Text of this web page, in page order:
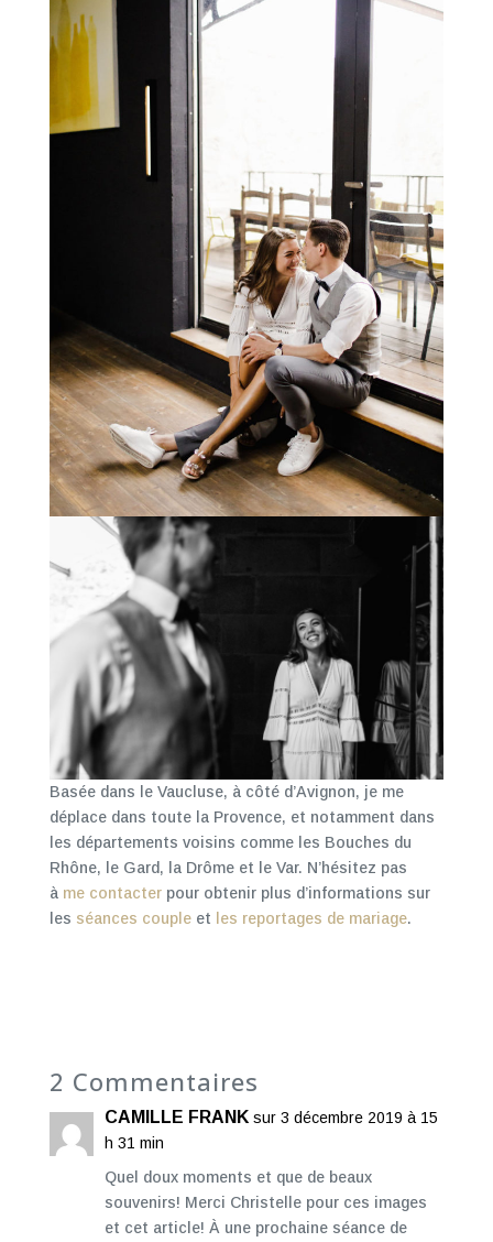
Basée dans le Vaucluse, à côté d’Avignon, je me
déplace dans toute la Provence, et notamment dans
les départements voisins comme les Bouches du
Rhône, le Gard, la Drôme et le Var. N’hésitez pas
à me contacterpour obtenir plus d’informations sur
les séances coupleet les reportages de mariage.
2 Commentaires
CAMILLE FRANK sur 3 décembre 2019 à 15
h 31 min
Quel doux moments et que de beaux
souvenirs! Merci Christelle pour ces images
et cet article! À une prochaine séance de